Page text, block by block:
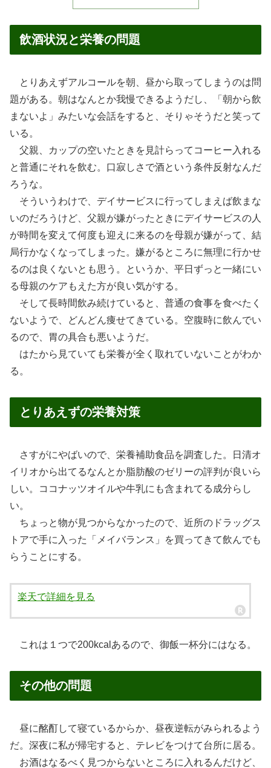
飲酒状況と栄養の問題
とりあえずアルコールを朝、昼から取ってしまうのは問
題がある。朝はなんとか我慢できるようだし、「朝から飲
まないよ」みたいな会話をすると、そりゃそうだと笑って
いる。
父親、カップの空いたときを見計らってコーヒー入れる
と普通にそれを飲む。口寂しさで酒という条件反射なんだ
ろうな。
そういうわけで、デイサービスに行ってしまえば飲まな
いのだろうけど、父親が嫌がったときにデイサービスの人
が時間を変えて何度も迎えに来るのを母親が嫌がって、結
局行かなくなってしまった。嫌がるところに無理に行かせ
るのは良くないとも思う。というか、平日ずっと一緒にい
る母親のケアもえた方が良い気がする。
そして長時間飲み続けていると、普通の食事を食べたく
ないようで、どんどん痩せてきている。空腹時に飲んでい
るので、胃の具合も悪いようだ。
はたから見ていても栄養が全く取れていないことがわか
る。
とりあえずの栄養対策
さすがにやばいので、栄養補助食品を調査した。日清オ
イリオから出てるなんとか脂肪酸のゼリーの評判が良いら
しい。ココナッツオイルや牛乳にも含まれてる成分らし
い。
ちょっと物が見つからなかったので、近所のドラッグス
トアで手に入った「メイバランス」を買ってきて飲んでも
らうことにする。
楽天で詳細を見る
これは１つで200kcalあるので、御飯一杯分にはなる。
その他の問題
昼に酩酊して寝ているからか、昼夜逆転がみられるよう
だ。深夜に私が帰宅すると、テレビをつけて台所に居る。
お酒はなるべく見つからないところに入れるんだけど、